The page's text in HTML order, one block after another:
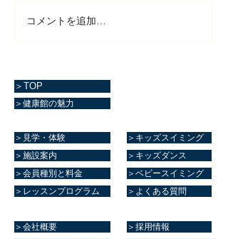
コメントを追加…
＞TOP
＞健康館の魅力
＞見学・体験
＞施設案内
＞会員種別と料金
＞レッスンプログラム
＞キッズスイミング
＞キッズダンス
＞ベビースイミング
＞よくある質問
＞会社概要
＞採用情報